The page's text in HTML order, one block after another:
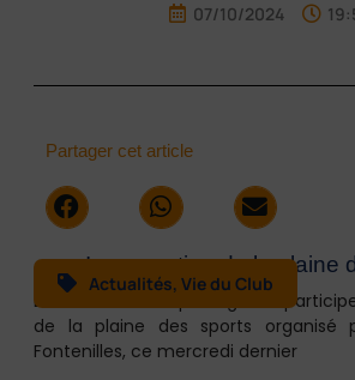
Actualités, Vie du Club
07/10/2024
Partager cet article
Inauguration de la plaine
Le club a eut le privilège de
de la plaine des sports organisé
Fontenilles, ce mercredi dernier